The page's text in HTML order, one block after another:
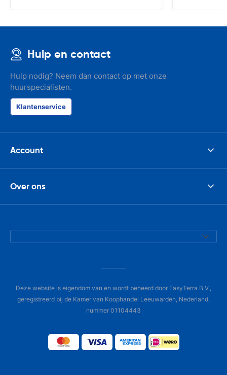
Hulp en contact
Hulp nodig? Neem dan contact op met onze
huurspecialisten.
Klantenservice
Account
Over ons
Deze website is eigendom van en wordt beheerd door EasyTerra B.V.,
geregistreerd bij de Kamer van Koophandel Leeuwarden, Nederland,
nummer 01104443